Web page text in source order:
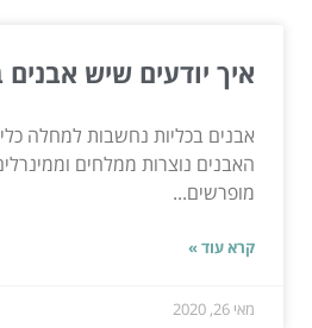
איך יודעים שיש אבנים
אבנים בכליות נחשבות למחלה
האבנים נוצרות ממלחים
מופרשים...
קרא עוד »
מאי 26, 2020